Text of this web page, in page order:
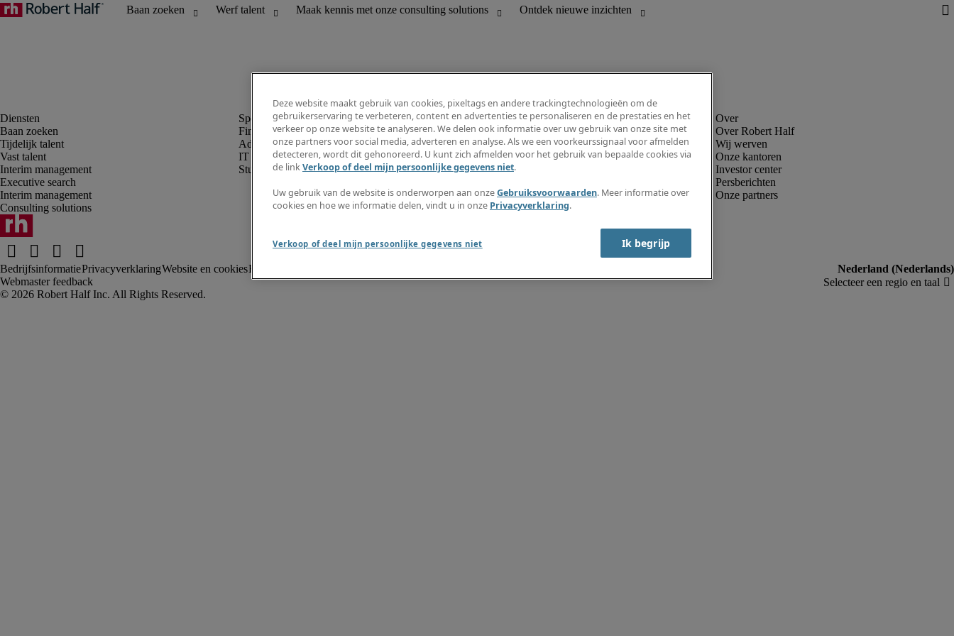
Baan zoeken
Tijdelijk talent
Vast talent
Interim management
Executive search
Interim management
Consulting solutions
Finance en boekhouding
Administratie, HR en customer support
IT
Student
Informatiecentrum
Inschrijven nieuwsbrief
Maak een vacaturemelding aan
Jobomschrijvingen
Timesheets
Ontdek nieuwe inzichten
Over Robert Half
Wij werven
Onze kantoren
Investor center
Persberichten
Onze partners
BedrijfsinformatiePrivacyverklaringWebsite en cookiesFraude alarm
Webmaster feedback
Deze website maakt gebruik van cookies, pixeltags en andere trackingtechnologieën om de
gebruikerservaring te verbeteren, content en advertenties te personaliseren en de prestaties en het
verkeer op onze website te analyseren. We delen ook informatie over uw gebruik van onze site met
onze partners voor social media, adverteren en analyse. Als we een voorkeurssignaal voor afmelden
detecteren, wordt dit gehonoreerd. U kunt zich afmelden voor het gebruik van bepaalde cookies via
de linkVerkoop of deel mijn persoonlijke gegevens niet.
Uw gebruik van de website is onderworpen aan onzeGebruiksvoorwaarden. Meer informatie over
cookies en hoe we informatie delen, vindt u in onze Privacyverklaring.
Verkoop of deel mijn persoonlijke gegevens niet Ik begrijp